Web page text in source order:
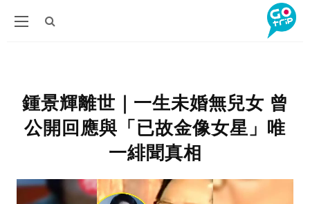
鍾景輝離世｜一生未婚無兒女 曾
公開回應與「已故金像女星」唯
一緋聞真相